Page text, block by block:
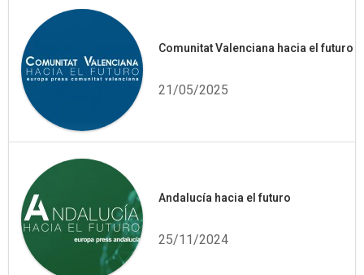
Comunitat Valenciana hacia el futuro
21/05/2025
Andalucía hacia el futuro
25/11/2024